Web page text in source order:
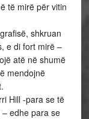
të mirë për vitin
shkruan
e di fort mirë –
atë në shumë
mendojnë
Hill -para se të
edhe para se